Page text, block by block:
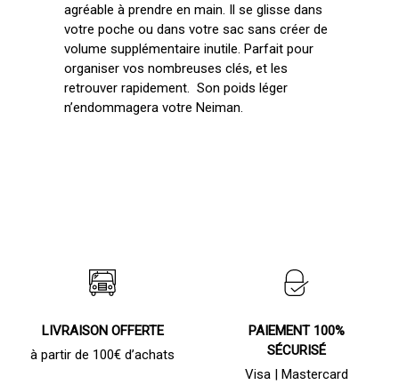
agréable à prendre en main. Il se glisse dans
votre poche ou dans votre sac sans créer de
volume supplémentaire inutile. Parfait pour
organiser vos nombreuses clés, et les
retrouver rapidement. Son poids léger
n’endommagera votre Neiman.
LIVRAISON OFFERTE
à partir de 100€ d’achats
PAIEMENT 100%
SÉCURISÉ
Visa | Mastercard